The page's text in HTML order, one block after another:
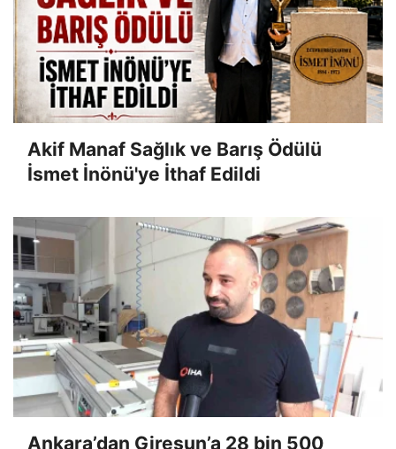
Akif Manaf Sağlık ve Barış Ödülü
İsmet İnönü'ye İthaf Edildi
Ankara’dan Giresun’a 28 bin 500